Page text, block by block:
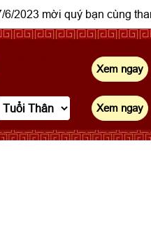
2023 mời quý bạn cùng